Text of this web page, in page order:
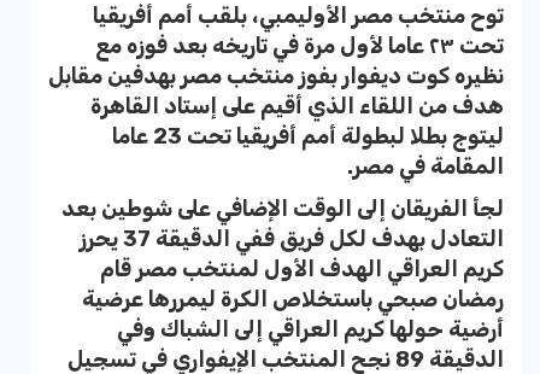
توح منتخب مصر الأوليمبي، بلقب أمم أفريقيا
تحت ٢٣ عاما لأول مرة في تاريخه بعد فوزه مع
نظيره كوت ديفوار بفوز منتخب مصر بهدفين مقابل
هدف من اللقاء الذي أقيم على إستاد القاهرة
ليتوج بطلا لبطولة أمم أفريقيا تحت 23 عاما
المقامة في مصر.
لجأ الفريقان إلى الوقت الإضافي على شوطين بعد
التعادل بهدف لكل فريق ففي الدقيقة 37 يحرز
كريم العراقي الهدف الأول لمنتخب مصر قام
رمضان صبحي باستخلاص الكرة ليمررها عرضية
أرضية حولها كريم العراقي إلى الشباك وفي
الدقيقة 89 نجح المنتخب الإيفواري في تسجيل